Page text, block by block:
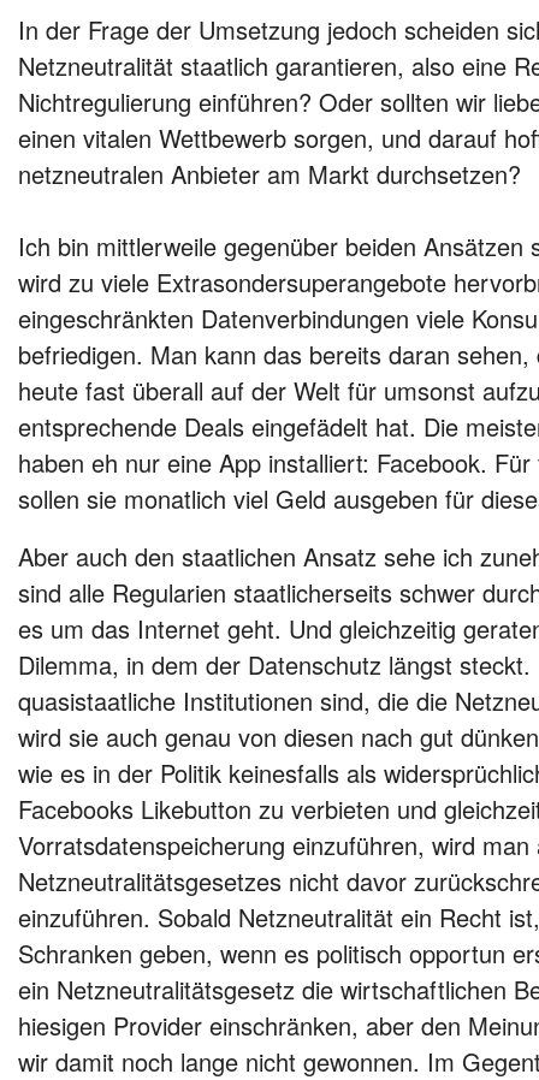
In der Frage der Umsetzung jedoch scheiden
Netzneutralität staatlich garantieren, also eine
Nichtregulierung einführen? Oder sollten wir
einen vitalen Wettbewerb sorgen, und darauf
netzneutralen Anbieter am Markt durchsetzen?
Ich bin mittlerweile gegenüber beiden
wird zu viele Extrasondersuperangebote
eingeschränkten Datenverbindungen viele
befriedigen. Man kann das bereits daran
heute fast überall auf der Welt für umsonst
entsprechende Deals eingefädelt hat. Die
haben eh nur eine App installiert: Facebook.
sollen sie monatlich viel Geld ausgeben für
Aber auch den staatlichen Ansatz sehe ich
sind alle Regularien staatlicherseits schwer
es um das Internet geht. Und gleichzeitig
Dilemma, in dem der Datenschutz längst
quasistaatliche Institutionen sind, die die
wird sie auch genau von diesen nach gut
wie es in der Politik keinesfalls als
Facebooks Likebutton zu verbieten und
Vorratsdatenspeicherung einzuführen, wird
Netzneutralitätsgesetzes nicht davor
einzuführen. Sobald Netzneutralität ein Recht
Schranken geben, wenn es politisch opportun
ein Netzneutralitätsgesetz die wirtschaftlichen
hiesigen Provider einschränken, aber den
wir damit noch lange nicht gewonnen. Im